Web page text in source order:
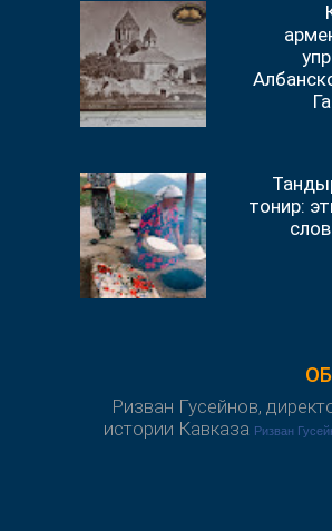
тонир:
Ризван Гусейнов,
истории Кавказа Ризван